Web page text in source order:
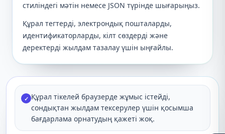
стиліндегі мәтін немесе JSON түрінде шығарыңыз.
Құрал тегтерді, электрондық пошталарды,
идентификаторларды, кілт сөздерді және
деректерді жылдам тазалау үшін ыңғайлы.
✓ Құрал тікелей браузерде жұмыс істейді,
сондықтан жылдам тексерулер үшін қосымша
бағдарлама орнатудың қажеті жоқ.